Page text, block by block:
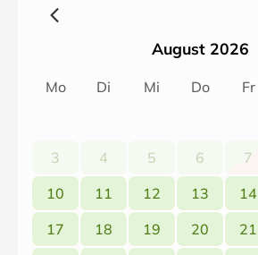
August 2026
Mo Di Mi Do Fr
3
4 5 6 7
10
11 12 13 14
17
18 19 20 21